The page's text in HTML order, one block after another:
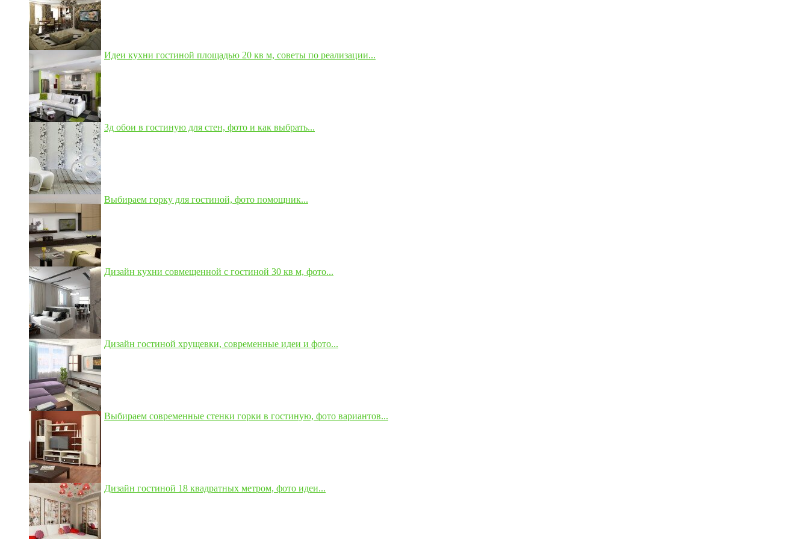
Идеи кухни гостиной площадью 20 кв м, советы по реализации...
3д обои в гостиную для стен, фото и как выбрать...
Выбираем горку для гостиной, фото помощник...
Дизайн кухни совмещенной с гостиной 30 кв м, фото...
Дизайн гостиной хрущевки, современные идеи и фото...
Выбираем современные стенки горки в гостиную, фото вариантов...
Дизайн гостиной 18 квадратных метром, фото идеи...